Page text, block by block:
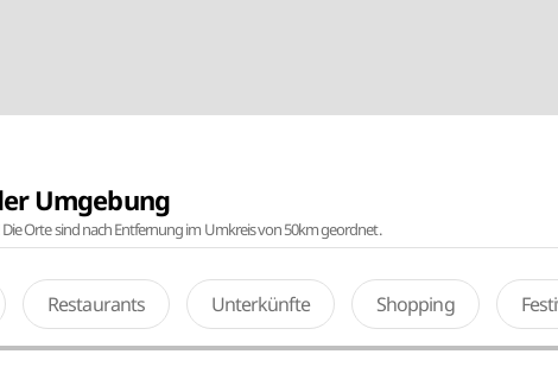
Umgebung
Orte sind nach Entfernung im Umkreis von 50km geordnet.
Restaurants Unterkünfte Shopping